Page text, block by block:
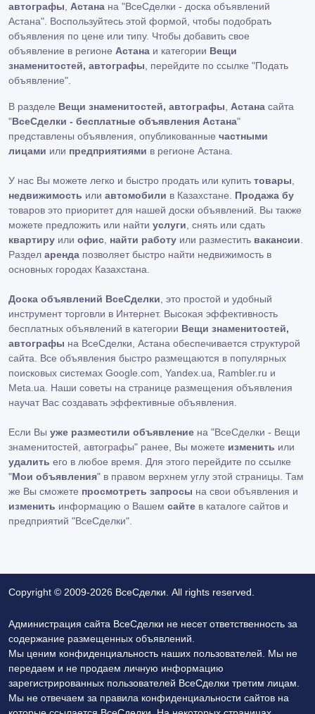
автографы
Астана на "ВсеСделки - доска объявлений
Астана". Воспользуйтесь этой формой, чтобы подобрать
объявления по цене или типу. Чтобы добавить свое
объявление в регионе Астана и категории Вещи
знаменитостей, автографы , перейдите по ссылке "Подать
объявление"
В разделе Вещи знаменитостей, автографы Астана сайта
"ВсеСделки - бесплатные объявления Астана"
представлены объявления, опубликованные частными
лицами или предприятиями в регионе Астана.
У нас Вы можете легко и быстро продать или купить товары
недвижимость или автомобили в Казахстане. Продажа бу
товаров это приоритет для нашей доски объявлений. Вы также
можете предложить или найти услуги , снять или сдать
квартиру или офис найти работу или разместить вакансии
Раздел аренда позволяет быстро найти недвижимость в
основных городах Казахстана.
Доска объявлений ВсеСделки , это простой и удобный
инструмент торговли в Интернет. Высокая эффективность
бесплатных объявлений в категории Вещи знаменитостей,
автографы на ВсеСделки, Астана обеспечивается структурой
сайта. Все объявления быстро размещаются в популярных
поисковых системах Google.com, Yandex.ua, Rambler.ru и
Meta.ua. Наши советы на странице размещения объявления
научат Вас создавать эффективные объявления.
Если Вы уже разместили объявление на "ВсеСделки - Вещи
знаменитостей, автографы" ранее, Вы можете изменить или
удалить его в любое время. Для этого перейдите по ссылке
"Мои объявления" в правом верхнем углу этой страницы. Там
же Вы сможете просмотреть запросы на свои объявления и
изменить информацию о Вашем сайте в каталоге сайтов и
предприятий "ВсеСделки".
Copyright © 2009-2026 ВсеСделки. All rights reserved.
Администрация сайта ВсеСделки не несет ответственность за
содержание размещенных объявлений.
Мы ценим конфиденциальность наших пользователей. Мы не
передаем и не продаем личную информацию
зарегистрированных пользователей ВсеСделки третим лицам.
Мы не отвечаем за правила конфиденциальности сайтов на